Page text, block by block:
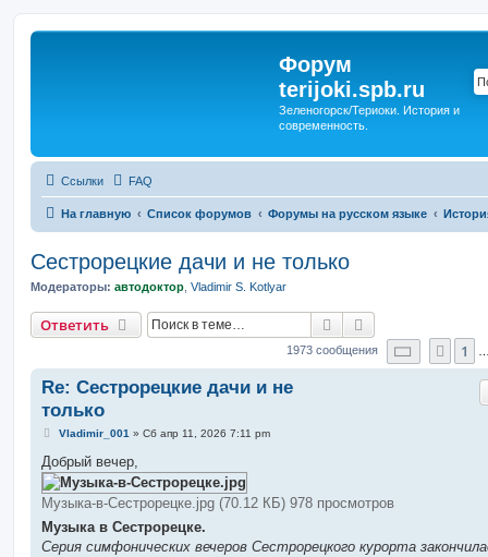
Форум
terijoki.spb.ru
Зеленогорск/Териоки. История и
современность.
Ссылки FAQ
На главную Список форумов Форумы на русском языке
Сестрорецкие дачи и не только
Модераторы: автодоктор Vladimir S. Kotlyar
Ответить Поиск
1973 сообщения Страница
1
Re: Сестрорецкие дачи и не
только
С
о
б
щ
е
н
и
е
Vladimir_001 » Сб апр 11, 2026 7:11 pm
Добрый вечер,
Музыка-в-Сестрорецке.jpg (70.12 КБ) 978 просмотров
Музыка в Сестрорецке.
Серия симфонических вечеров Сестрорецкого курорта